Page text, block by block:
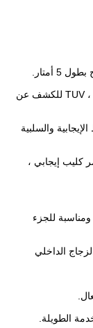
أمتار.
- القدم السلطة ، وأداء مستقر ، والبطيء الاضمحلال ، TUV للكشف عن
والسلبية
كليب إيجابي ،
للجزء
الداخلي
الطويلة.